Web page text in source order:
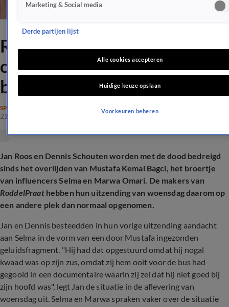
RoddelPraat-makers
ondergedoken na overlijden
broertje Selma Omari
SPRAAKMAKEND
21 jan 2026, 19:36
Jan Roos en Dennis Schouten worden met de dood bedreigd
sinds het overlijden van Mustafa Kemal Bagci, het broertje
van influencers Selma en Marwa Omari. De makers van
RoddelPraat hebben hun uitzending van woensdag daarom op
een andere plek dan normaal opgenomen.
Jan en Dennis besteedden in hun vorige uitzending aandacht
aan Selma in de vorm van een door Mustafa ingezonden
geluidsfragment. "Hij had dat opgestuurd omdat hij nogal
kwaad was op zijn zus, omdat zij hem ooit voor de bus had
gegooid in een documentaire waarin zij zei dat hij niet goed bij
zijn hoofd was", legt Jan de situatie in de aflevering van
woensdag uit. Selma en Marwa spraken vaker over de situatie
Marketing & Social media
Derde partijen lijst
Alle cookies accepteren
Huidige keuze opslaan
Voorkeuren beheren